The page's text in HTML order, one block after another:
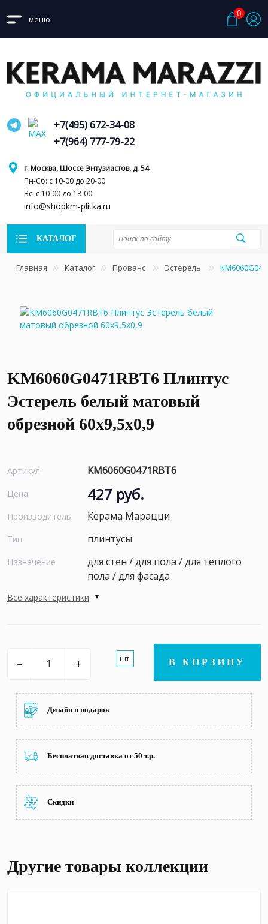
меню
0
г. Москва, Шоссе Энтузиастов, д. 54
Пн-Сб: с 10-00 до 20-00
Вс: с 10-00 до 18-00
info@shopkm-plitka.ru
+7(495) 672-34-08
+7(964) 777-79-22
КАТАЛОГ
Главная Каталог Прованс Эстерель
KM6060G0471RBT6 Плинтус
Эстерель белый матовый
обрезной 60x9,5x0,9
Артикул KM6060G0471RBT6
Цена 427 руб.
Производитель Керама Марацци
Тип плинтусы
Назначение
для стен / для пола / для теплого
пола / для фасада
Все характеристики
– + шт. В КОРЗИНУ
Дизайн в подарок
Бесплатная доставка от 50 т.р.
Скидки
Другие товары коллекции